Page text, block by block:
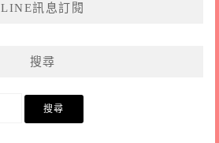
LINE訊息訂閱
搜尋